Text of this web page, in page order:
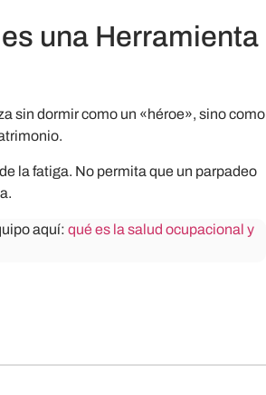
una Herramienta
sin dormir como un «héroe», sino como
la fatiga. No permita que un parpadeo
aquí: qué es la salud ocupacional y